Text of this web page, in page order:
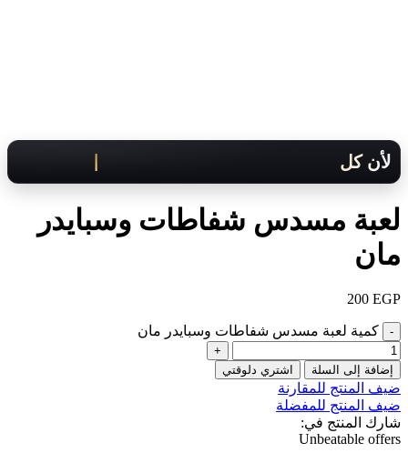
لأن كل لحظة مهمة .. هنوصلك بسرعة!
لعبة مسدس شفاطات وسبايدر
مان
200 EGP
كمية لعبة مسدس شفاطات وسبايدر مان
إضافة إلى السلة اشتري دلوقتي
ضيف المنتج للمقارنة
ضيف المنتج للمفضلة
شارك المنتج في:
Unbeatable offers